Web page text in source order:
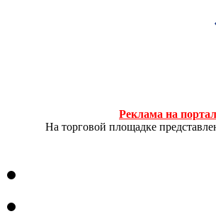
Реклама на
На торговой площадке